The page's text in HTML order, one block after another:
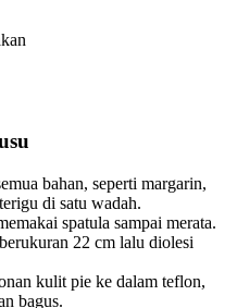
bahan, seperti margarin,
di satu wadah.
spatula sampai merata.
22 cm lalu diolesi
kulit pie ke dalam teflon,
bagus.